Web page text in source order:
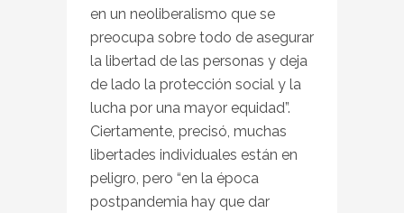
en un neoliberalismo que se
preocupa sobre todo de asegurar
la libertad de las personas y deja
de lado la protección social y la
lucha por una mayor equidad”.
Ciertamente, precisó, muchas
libertades individuales están en
peligro, pero “en la época
postpandemia hay que dar